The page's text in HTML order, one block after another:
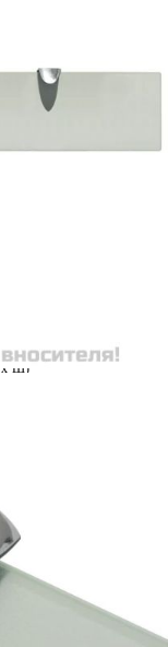
x Ш)
цел.
"Добави в
изберете броя